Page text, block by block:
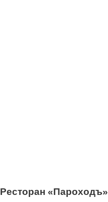
Ресторан «Пароходъ»